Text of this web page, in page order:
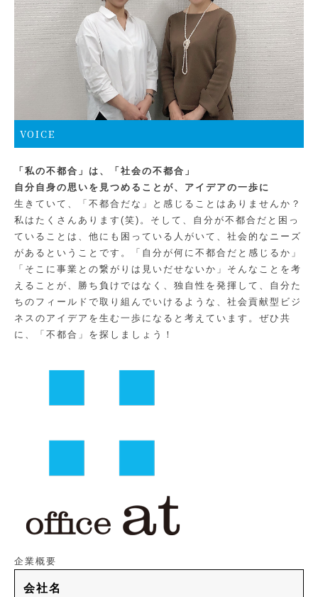
VOICE
「私の不都合」は、「社会の不都合」
自分自身の思いを見つめることが、アイデアの一歩に
生きていて、「不都合だな」と感じることはありませんか？
私はたくさんあります(笑)。そして、自分が不都合だと困っ
ていることは、他にも困っている人がいて、社会的なニーズ
があるということです。「自分が何に不都合だと感じるか」
「そこに事業との繋がりは見いだせないか」そんなことを考
えることが、勝ち負けではなく、独自性を発揮して、自分た
ちのフィールドで取り組んでいけるような、社会貢献型ビジ
ネスのアイデアを生む一歩になると考えています。ぜひ共
に、「不都合」を探しましょう！
企業概要
会社名